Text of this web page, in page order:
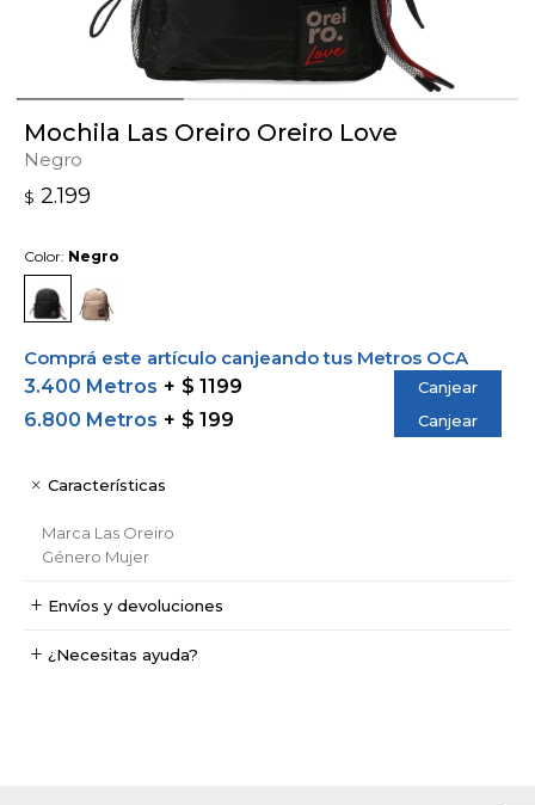
Mochila Las Oreiro Oreiro Love
Negro
$ 2.199
Color: Negro
Comprá este artículo canjeando tus Metros OCA
3.400 Metros
$ 1199 Canjear
6.800 Metros $ 199 Canjear
Características
Marca Las Oreiro
Género Mujer
Envíos y devoluciones
¿Necesitas ayuda?